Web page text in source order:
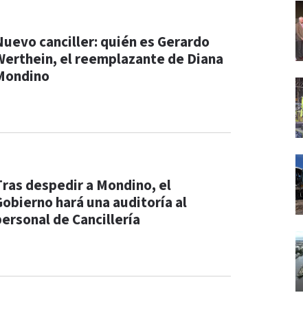
canciller: quién es Gerardo
el reemplazante de Diana
despedir a Mondino, el
hará una auditoría al
de Cancillería